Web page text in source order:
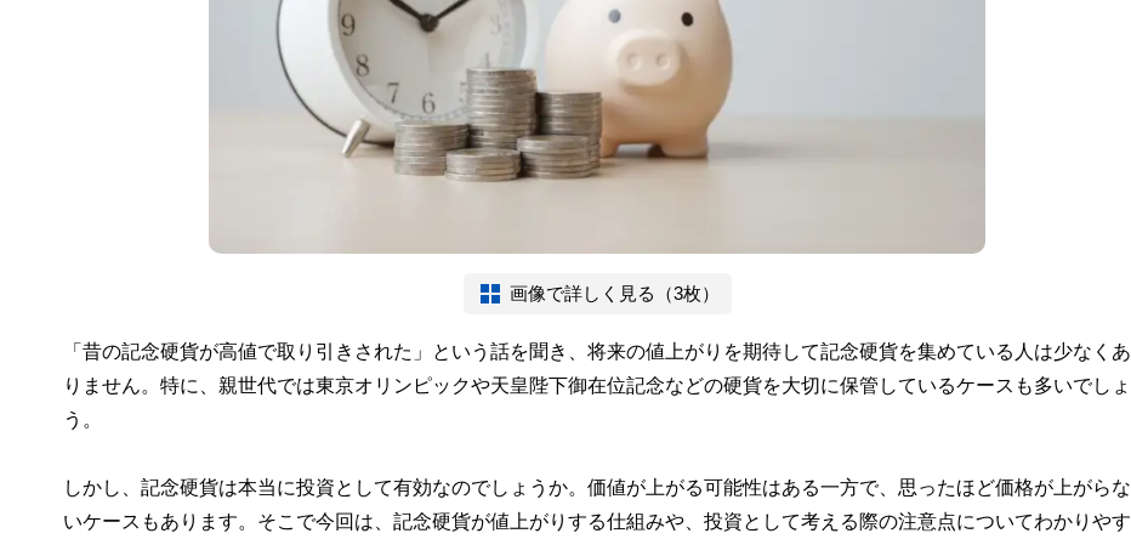
画像で詳しく見る（3枚）
「昔の記念硬貨が高値で取り引きされた」という話を聞き、将来の値上がりを期待して記念硬貨を集めている人は少なくあ
りません。特に、親世代では東京オリンピックや天皇陛下御在位記念などの硬貨を大切に保管しているケースも多いでしょ
う。
しかし、記念硬貨は本当に投資として有効なのでしょうか。価値が上がる可能性はある一方で、思ったほど価格が上がらな
いケースもあります。そこで今回は、記念硬貨が値上がりする仕組みや、投資として考える際の注意点についてわかりやす